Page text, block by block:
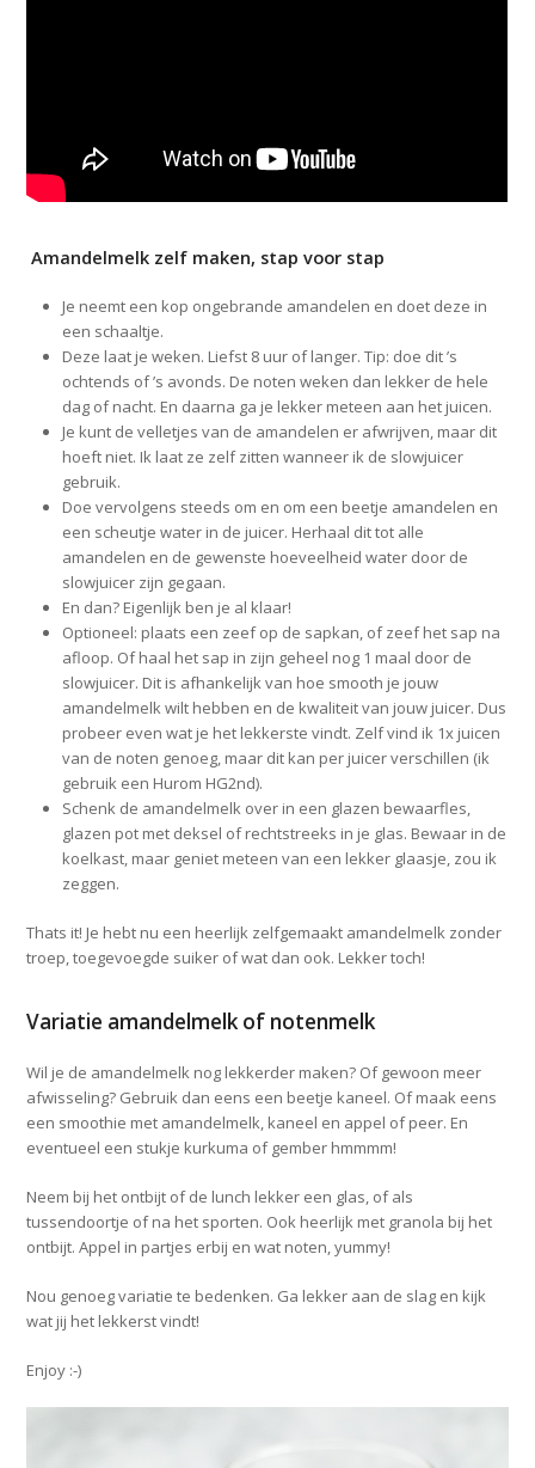
Amandelmelk zelf maken, stap voor stap
Je neemt een kop ongebrande amandelen en doet deze in
een schaaltje.
Deze laat je weken. Liefst 8 uur of langer. Tip: doe dit ’s
ochtends of ’s avonds. De noten weken dan lekker de hele
dag of nacht. En daarna ga je lekker meteen aan het juicen.
Je kunt de velletjes van de amandelen er afwrijven, maar dit
hoeft niet. Ik laat ze zelf zitten wanneer ik de slowjuicer
gebruik.
Doe vervolgens steeds om en om een beetje amandelen en
een scheutje water in de juicer. Herhaal dit tot alle
amandelen en de gewenste hoeveelheid water door de
slowjuicer zijn gegaan.
En dan? Eigenlijk ben je al klaar!
Optioneel: plaats een zeef op de sapkan, of zeef het sap na
afloop. Of haal het sap in zijn geheel nog 1 maal door de
slowjuicer. Dit is afhankelijk van hoe smooth je jouw
amandelmelk wilt hebben en de kwaliteit van jouw juicer. Dus
probeer even wat je het lekkerste vindt. Zelf vind ik 1x juicen
van de noten genoeg, maar dit kan per juicer verschillen (ik
gebruik een Hurom HG2nd).
Schenk de amandelmelk over in een glazen bewaarfles,
glazen pot met deksel of rechtstreeks in je glas. Bewaar in de
koelkast, maar geniet meteen van een lekker glaasje, zou ik
zeggen.
Thats it! Je hebt nu een heerlijk zelfgemaakt amandelmelk zonder
troep, toegevoegde suiker of wat dan ook. Lekker toch!
Variatie amandelmelk of notenmelk
Wil je de amandelmelk nog lekkerder maken? Of gewoon meer
afwisseling? Gebruik dan eens een beetje kaneel. Of maak eens
een smoothie met amandelmelk, kaneel en appel of peer. En
eventueel een stukje kurkuma of gember hmmmm!
Neem bij het ontbijt of de lunch lekker een glas, of als
tussendoortje of na het sporten. Ook heerlijk met granola bij het
ontbijt. Appel in partjes erbij en wat noten, yummy!
Nou genoeg variatie te bedenken. Ga lekker aan de slag en kijk
wat jij het lekkerst vindt!
Enjoy :-)